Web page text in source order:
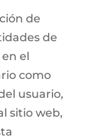
de
de
el
como
usuario,
sitio web,